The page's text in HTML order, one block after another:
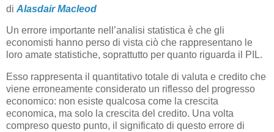
di Alasdair Macleod
Un errore importante nell’analisi statistica è che gli
economisti hanno perso di vista ciò che rappresentano le
loro amate statistiche, soprattutto per quanto riguarda il PIL.
Esso rappresenta il quantitativo totale di valuta e credito che
viene erroneamente considerato un riflesso del progresso
economico: non esiste qualcosa come la crescita
economica, ma solo la crescita del credito. Una volta
compreso questo punto, il significato di questo errore di